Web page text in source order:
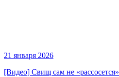
21 января 2026
[Видео] Свищ сам не «рассосется»